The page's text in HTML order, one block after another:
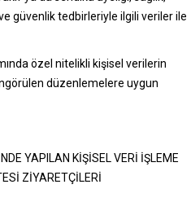
güvenlik tedbirleriyle ilgili veriler ile
özel nitelikli kişisel verilerin
düzenlemelere uygun
YAPILAN KİŞİSEL VERİ İŞLEME
ZİYARETÇİLERİ